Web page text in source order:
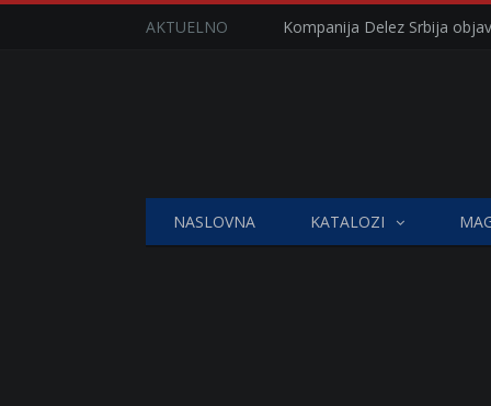
AKTUELNO
NASLOVNA KATALOZI